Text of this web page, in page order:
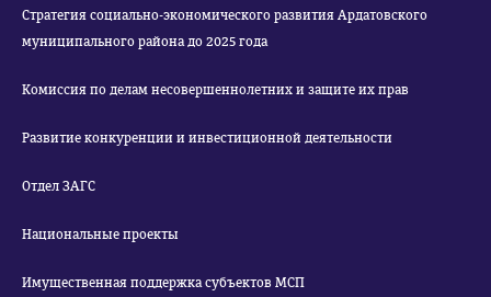
Стратегия социально-экономического развития Ардатовского
муниципального района до 2025 года
Комиссия по делам несовершеннолетних и защите их прав
Развитие конкуренции и инвестиционной деятельности
Отдел ЗАГС
Национальные проекты
Имущественная поддержка субъектов МСП